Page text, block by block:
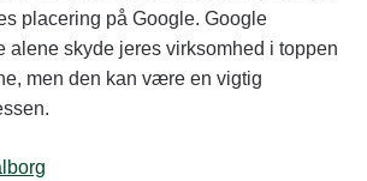
placering på Google. Google
alene skyde jeres virksomhed i toppen
men den kan være en vigtig